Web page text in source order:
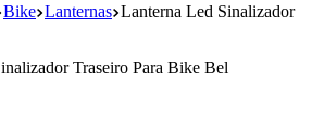
Bike Lanternas Lanterna Led Sinalizador